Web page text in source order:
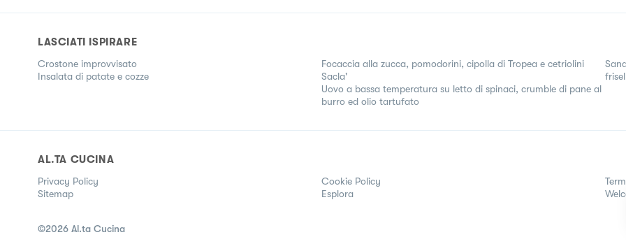
LASCIATI ISPIRARE
Crostone improvvisato
Insalata di patate e cozze
Focaccia alla zucca, pomodorini, cipolla di Tropea e cetriolini
Sacla'
Uovo a bassa temperatura su letto di spinaci, crumble di pane al
burro ed olio tartufato
AL.TA CUCINA
Privacy Policy Cookie Policy
Sitemap
Esplora
©2026 Al.ta Cucina